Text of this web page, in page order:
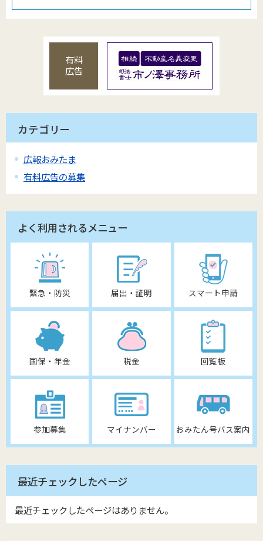
有料
広告
カテゴリー
広報おみたま
有料広告の募集
よく利用されるメニュー
緊急・防災 届出・証明 スマート申請
国保・年金 税金 回覧板
参加募集 マイナンバー おみたん号バス案内
最近チェックしたページ
最近チェックしたページはありません。